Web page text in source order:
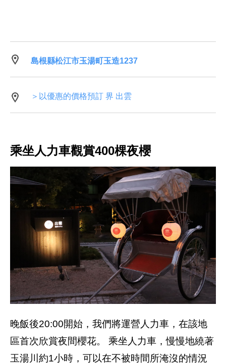
島根縣松江市玉湯町玉造1237
＞以優惠的價格預訂 界 出雲
乘坐人力車觀賞400棵夜櫻
晚飯後20:00開始，我們將運營人力車，在該地
區首次欣賞夜間櫻花。 乘坐人力車，慢慢地繞著
玉湯川約1小時，可以在不被時間所淹沒的情況